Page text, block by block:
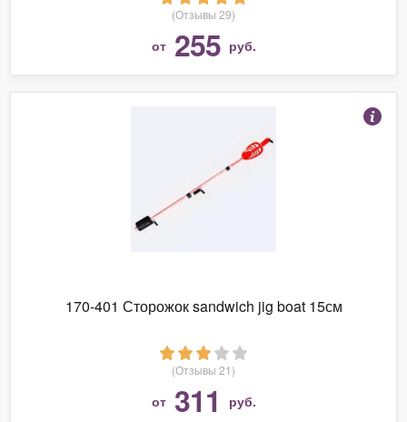
(Отзывы 29)
от 255 руб.
170-401 Сторожок sandwich jig boat 15см
(Отзывы 21)
от 311 руб.